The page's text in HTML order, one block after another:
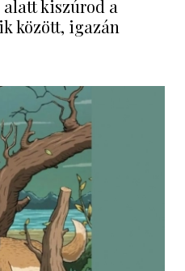
alatt kiszúrod a
között, igazán